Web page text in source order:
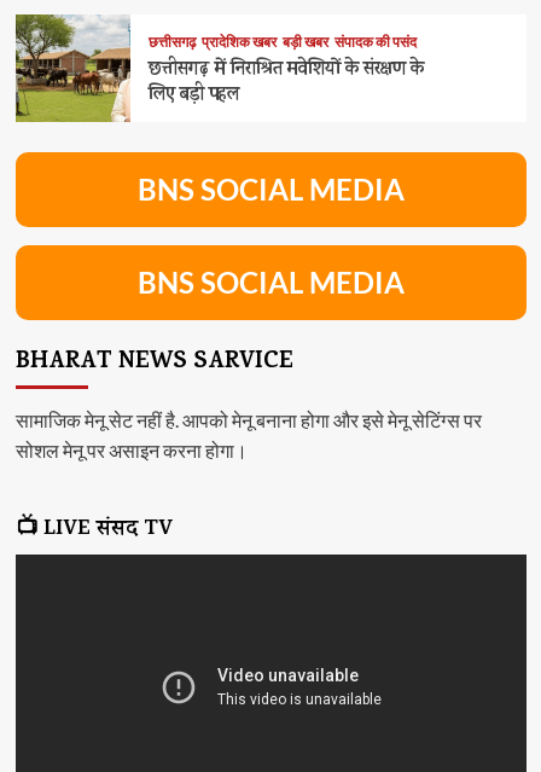
छत्तीसगढ़ प्रादेशिक खबर बड़ी खबर संपादक की पसंद
छत्तीसगढ़ में निराश्रित मवेशियों के संरक्षण के
लिए बड़ी पहल
BNS SOCIAL MEDIA
BNS SOCIAL MEDIA
BHARAT NEWS SARVICE
सामाजिक मेनू सेट नहीं है. आपको मेनू बनाना होगा और इसे मेनू सेटिंग्स पर
सोशल मेनू पर असाइन करना होगा।
📺 LIVE संसद TV